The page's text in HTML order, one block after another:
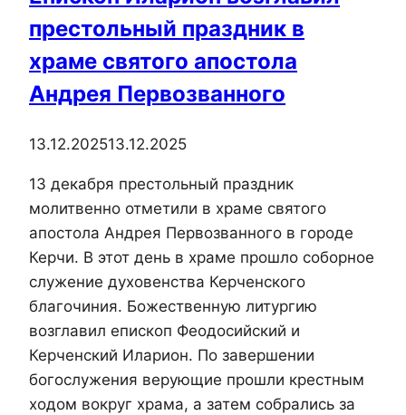
престольный праздник в
храме святого апостола
Андрея Первозванного
13.12.202513.12.2025
13 декабря престольный праздник
молитвенно отметили в храме святого
апостола Андрея Первозванного в городе
Керчи. В этот день в храме прошло соборное
служение духовенства Керченского
благочиния. Божественную литургию
возглавил епископ Феодосийский и
Керченский Иларион. По завершении
богослужения верующие прошли крестным
ходом вокруг храма, а затем собрались за